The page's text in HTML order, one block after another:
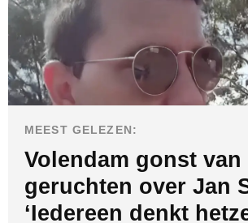
MEEST GELEZEN:
Volendam gonst van
geruchten over Jan
‘Iedereen denkt